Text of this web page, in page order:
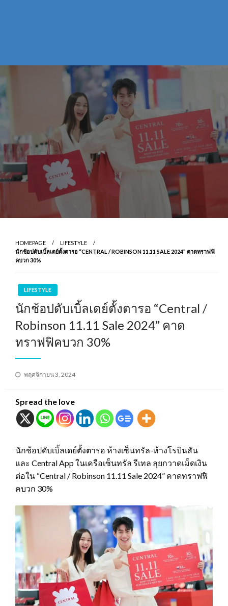
HOMEPAGE
LIFESTYLE
นักช้อปดับเบิ้ลเดย์ตั้งตารอ “CENTRAL / ROBINSON 11.11 SALE 2024” คาดทราฟฟิ
คบวก 30%
LIFESTYLE
นักช้อปดับเบิ้ลเดย์ตั้งตารอ “Central /
Robinson 11.11 Sale 2024” คาด
ทราฟฟิคบวก 30%
Posted
พฤศจิกายน 3, 2024
Spread the love
นักช้อปดับเบิ้ลเดย์ตั้งตารอ ห้างเซ็นทรัล-ห้างโรบินสัน
และ Central App ในเครือเซ็นทรัล รีเทล ลุยกวาดเม็ดเงิน
ต่อใน “Central / Robinson 11.11 Sale 2024” คาดทราฟฟิ
คบวก 30%